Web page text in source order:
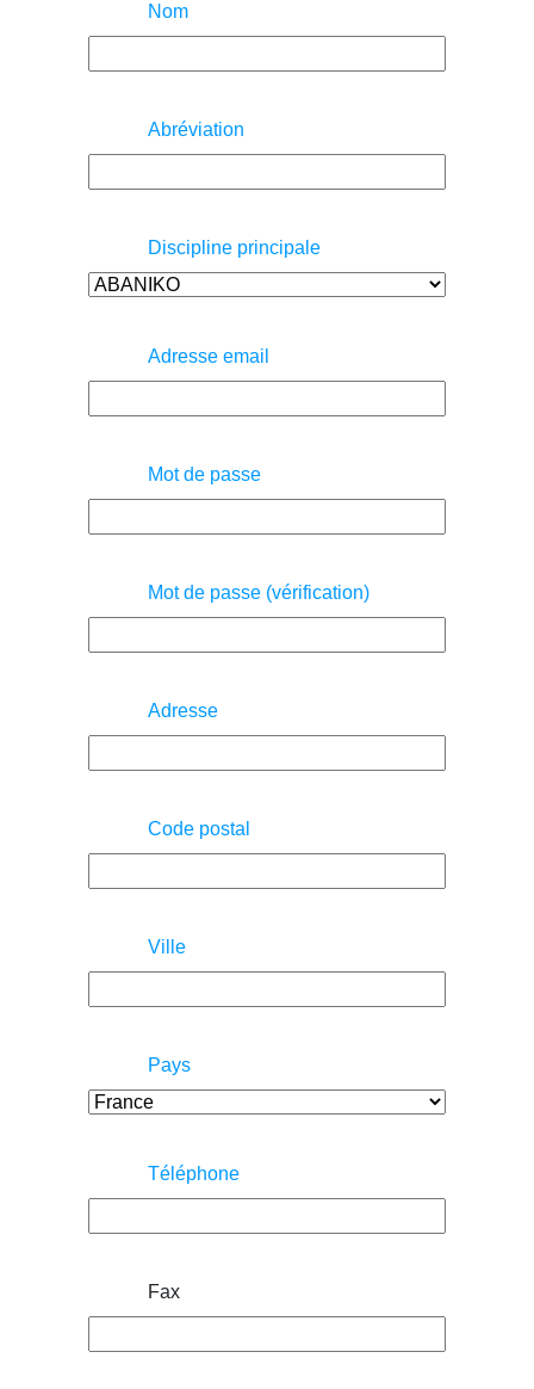
Nom
Abréviation
Discipline principale
Adresse email
Mot de passe
Mot de passe (vérification)
Adresse
Code postal
Ville
Pays
Téléphone
Fax